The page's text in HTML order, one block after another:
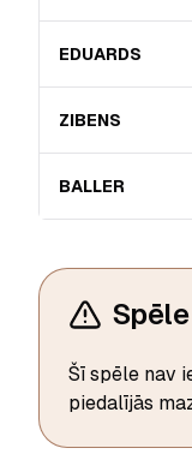
EDUARDS
ZIBENS
BALLER
Šī spēle nav
piedalījās